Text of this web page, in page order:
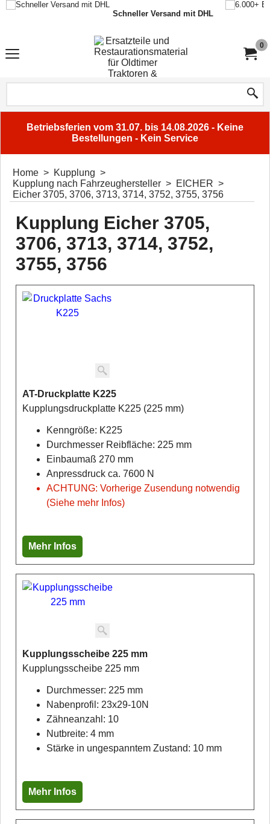
Schneller Versand mit DHL
0
Betriebsferien vom 31.07. bis 14.08.2026 - Keine
Bestellungen - Kein Service
Home > Kupplung >
Kupplung nach Fahrzeughersteller > EICHER >
Eicher 3705, 3706, 3713, 3714, 3752, 3755, 3756
Kupplung Eicher 3705,
3706, 3713, 3714, 3752,
3755, 3756
AT-Druckplatte K225
Kupplungsdruckplatte K225 (225 mm)
Kenngröße: K225
Durchmesser Reibfläche: 225 mm
Einbaumaß 270 mm
Anpressdruck ca. 7600 N
ACHTUNG: Vorherige Zusendung notwendig
(Siehe mehr Infos)
Mehr Infos
Kupplungsscheibe 225 mm
Kupplungsscheibe 225 mm
Durchmesser: 225 mm
Nabenprofil: 23x29-10N
Zähneanzahl: 10
Nutbreite: 4 mm
Stärke in ungespanntem Zustand: 10 mm
Mehr Infos